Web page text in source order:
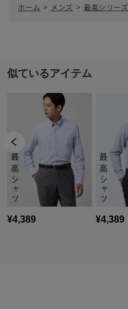
ホーム > メンズ > 最高シリーズ